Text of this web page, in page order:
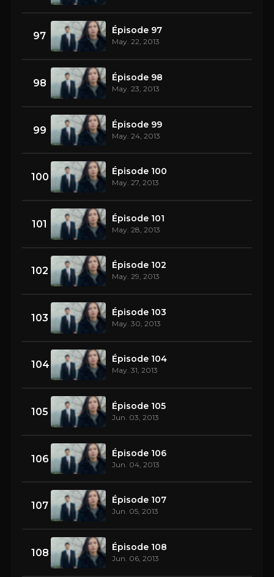
97 Épisode 97
May. 22, 2013
98 Épisode 98
May. 23, 2013
99 Épisode 99
May. 24, 2013
100 Épisode 100
May. 27, 2013
101 Épisode 101
May. 28, 2013
102 Épisode 102
May. 29, 2013
103 Épisode 103
May. 30, 2013
104 Épisode 104
May. 31, 2013
105 Épisode 105
Jun. 03, 2013
106 Épisode 106
Jun. 04, 2013
107 Épisode 107
Jun. 05, 2013
108 Épisode 108
Jun. 06, 2013